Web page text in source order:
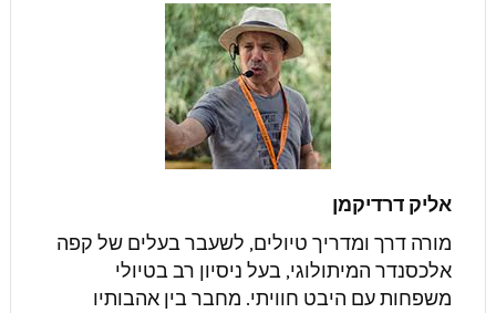
אליק דרדיקמן
מורה דרך ומדריך טיולים, לשעבר בעלים של קפה
אלכסנדר המיתולוגי, בעל ניסיון רב בטיולי
משפחות עם היבט חוויתי. מחבר בין אהבותיו